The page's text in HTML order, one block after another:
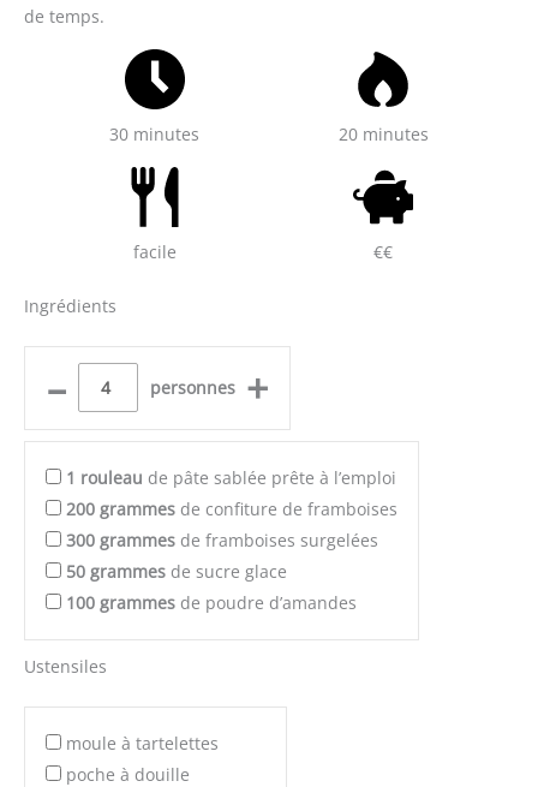
de temps.
30 minutes 20 minutes
facile €€
Ingrédients
– personnes +
1 rouleau de pâte sablée prête à l’emploi
200 grammes de confiture de framboises
300 grammes de framboises surgelées
50 grammes de sucre glace
100 grammes de poudre d’amandes
Ustensiles
moule à tartelettes
poche à douille